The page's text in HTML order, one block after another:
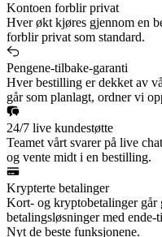
Kontoen forblir privat
Hver økt kjøres gjennom en
forblir privat som standard.
Pengene-tilbake-garanti
Hver bestilling er dekket av
går som planlagt, ordner vi
24/7 live kundestøtte
Teamet vårt svarer på live
og vente midt i en bestilling.
Krypterte betalinger
Kort- og kryptobetalinger går
betalingsløsninger med
Nyt de beste funksjonene.